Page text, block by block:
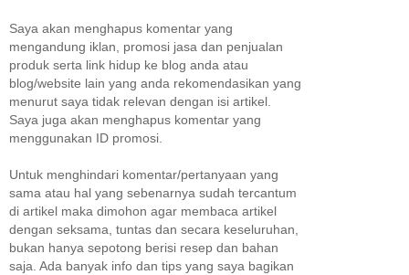
Saya akan menghapus komentar yang
mengandung iklan, promosi jasa dan penjualan
produk serta link hidup ke blog anda atau
blog/website lain yang anda rekomendasikan yang
menurut saya tidak relevan dengan isi artikel.
Saya juga akan menghapus komentar yang
menggunakan ID promosi.
Untuk menghindari komentar/pertanyaan yang
sama atau hal yang sebenarnya sudah tercantum
di artikel maka dimohon agar membaca artikel
dengan seksama, tuntas dan secara keseluruhan,
bukan hanya sepotong berisi resep dan bahan
saja. Ada banyak info dan tips yang saya bagikan